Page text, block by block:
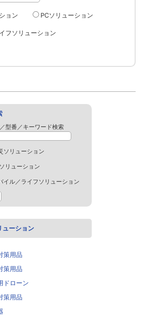
ョン PCソリューション
フソリューション
型番／キーワード検索
ソリューション
リューション
イル／ライフソリューション
ューション
策用品
策用品
ドローン
策用品